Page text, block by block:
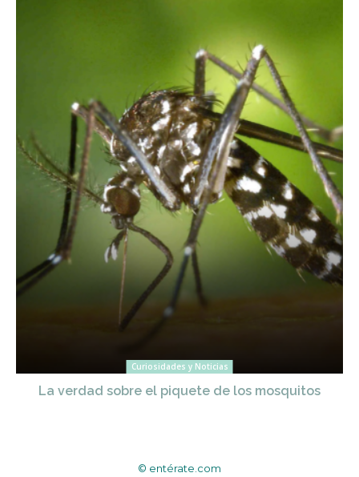
Curiosidades y Noticias
La verdad sobre el piquete de los mosquitos
© entérate.com